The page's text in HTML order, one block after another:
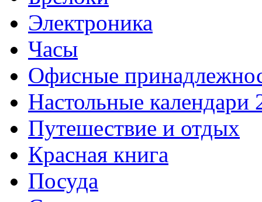
Электроника
Часы
Офисные
Настольные календари
Путешествие и отдых
Красная книга
Посуда